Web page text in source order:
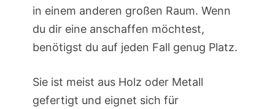
in einem anderen großen Raum. Wenn
du dir eine anschaffen möchtest,
benötigst du auf jeden Fall genug Platz.
Sie ist meist aus Holz oder Metall
gefertigt und eignet sich für